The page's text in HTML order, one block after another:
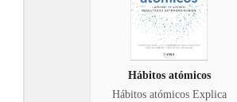
Hábitos atómicos
Hábitos atómicos Explica